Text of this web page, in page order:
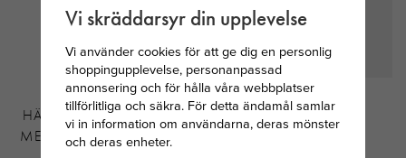
SVEDBOM
HÄNGSMYCKE I SILVER
MED JUNI MÅNADSTEN
SKULTUNA LÄDER
ARMBAND 6MM -
Vi skräddarsyr din upplevelse
Vi använder cookies för att ge dig en personlig
shoppingupplevelse, personanpassad
annonsering och för hålla våra webbplatser
tillförlitliga och säkra. För detta ändamål samlar
vi in information om användarna, deras mönster
och deras enheter.